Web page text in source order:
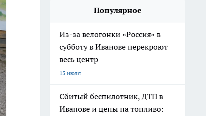
Популярное
Из-за велогонки «Россия» в
субботу в Иванове перекроют
весь центр
15 июля
Сбитый беспилотник, ДТП в
Иванове и цены на топливо: